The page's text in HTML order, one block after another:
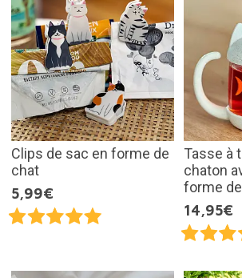
Clips de sac en forme de
chat
5,99€
Tasse à
chaton
forme
14,95€